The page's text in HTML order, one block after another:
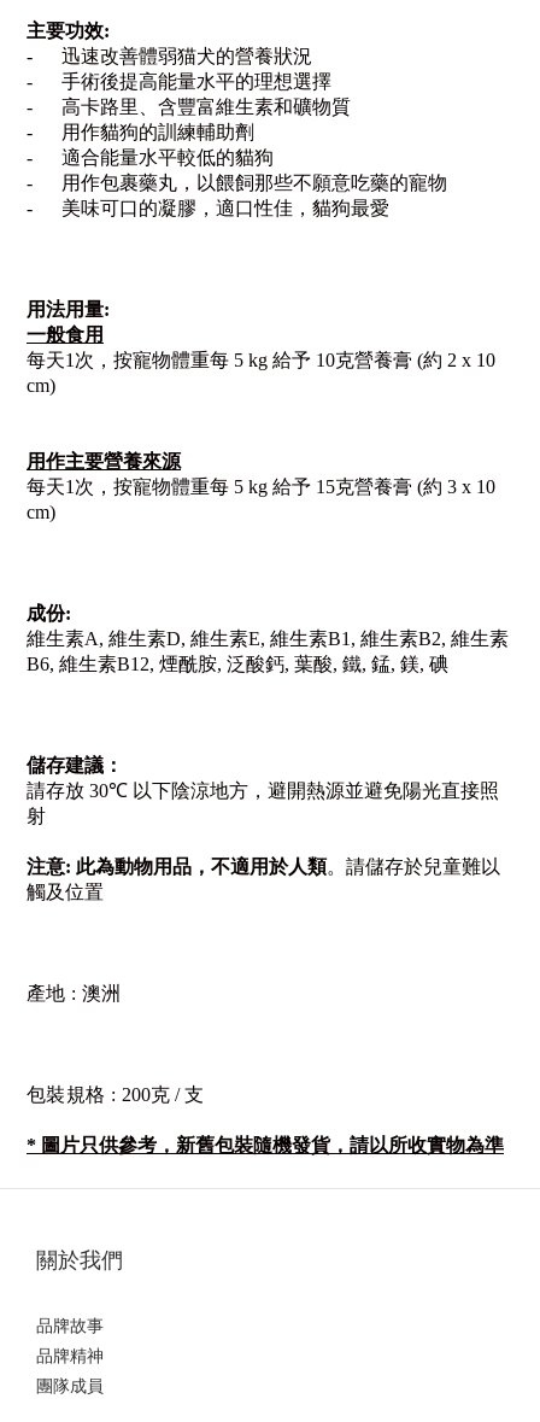
主要功效:
-
迅速改善體弱猫犬的營養狀況
-
手術後提高能量水平的理想選擇
-
高卡路里、含豐富維生素和礦物質
-
用作貓狗的訓練輔助劑
-
適合能量水平較低的貓狗
-
用作包裹藥丸，以餵飼那些不願意吃藥的寵物
-
美味可口的凝膠，適口性佳，貓狗最愛
用法用量:
一般食用
每天1 次，按寵物體重每 5 kg 給予 10克營養膏 (約 2 x 10
cm)
用作主要營養來源
每天1 次，按寵物體重每 5 kg 給予 15克營養膏 (約 3 x 10
cm)
成份:
維生素A, 維生素D, 維生素E, 維生素B1, 維生素B2, 維生素
B6, 維生素B12, 煙酰胺, 泛酸鈣, 葉酸, 鐵, 錳, 鎂, 碘
儲存建議：
請存放 30℃ 以下陰涼地方， 避開熱源並避免陽光直接照
射
注意: 此為動物用品，不適用於人類。請儲存於兒童難以
觸及位置
產地 :澳洲
包裝規格 : 200克 / 支
* 圖片只供參考，新舊包裝隨機發貨，請以所收實物為準
關於我們
品牌故事
品牌精神
團隊成員